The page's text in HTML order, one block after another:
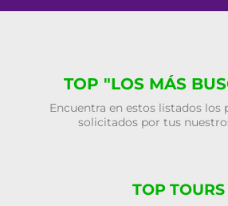
TOP "LOS MÁS
Encuentra en estos listados los
solicitados por tus
TOP TOURS